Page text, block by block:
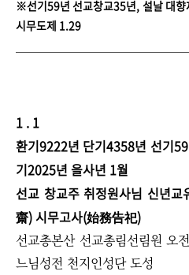
※선기59년 선교창교35년, 설날 대
시무도제 1.29
1 . 1
환기9222년 단기4358년 선기
기2025년 을사년 1월
선교 창교주 취정원사님 신년
齋) 시무고사(始務告祀)
선교총본산 선교총림선림원 오
느님성전 천지인성단 도성